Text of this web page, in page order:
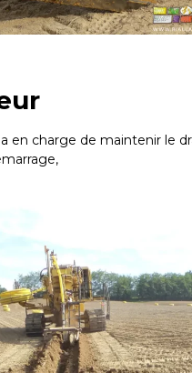
en charge de maintenir le